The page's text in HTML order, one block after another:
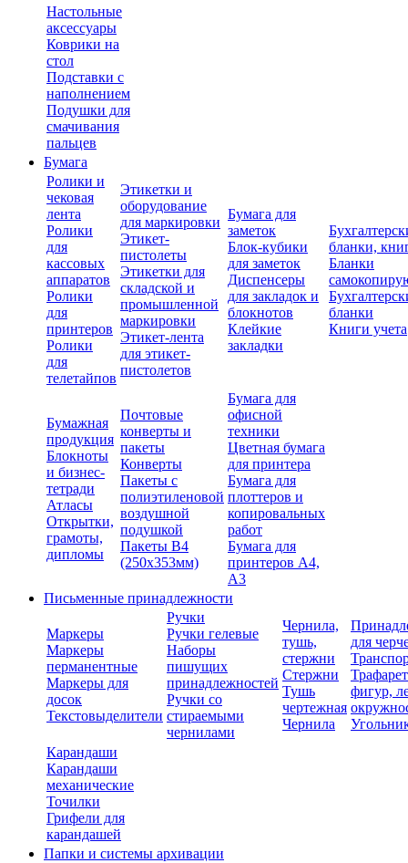
Настольные
аксессуары
Коврики на
стол
Подставки с
наполнением
Подушки для
смачивания
пальцев
Бумага
Ролики и
чековая
лента
Ролики
для
кассовых
аппаратов
Ролики
для
принтеров
Ролики
для
телетайпов
Этикетки и
оборудование
для маркировки
Этикет-
пистолеты
Этикетки для
складской и
промышленной
маркировки
Этикет-лента
для этикет-
пистолетов
Бумага для
заметок
Блок-кубики
для заметок
Диспенсеры
для закладок и
блокнотов
Клейкие
закладки
бланки,
Бланки
бланки
Книги учета
Бумажная
продукция
Блокноты
и бизнес-
тетради
Атласы
Открытки,
грамоты,
дипломы
Почтовые
конверты и
пакеты
Конверты
Пакеты с
полиэтиленовой
воздушной
подушкой
Пакеты В4
(250х353мм)
Бумага для
офисной
техники
Цветная бумага
для принтера
Бумага для
плоттеров и
копировальных
работ
Бумага для
принтеров А4,
А3
Письменные принадлежности
Маркеры
Маркеры
перманентные
Маркеры для
досок
Текстовыделители
Ручки
Ручки гелевые
Наборы
пишущих
принадлежностей
Ручки со
стираемыми
чернилами
Чернила,
тушь,
стержни
Стержни
Тушь
чертежная
Чернила
для
фигур,
Карандаши
Карандаши
механические
Точилки
Грифели для
карандашей
Папки и системы архивации